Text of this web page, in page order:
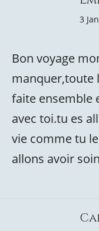
3
Bon voyage
manquer,toute
faite ensemble
avec toi.tu es
vie comme tu
allons avoir